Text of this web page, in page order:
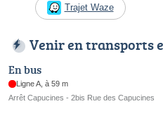
Trajet Waze
Venir en transports
En bus
Ligne A, à 59 m
Arrêt Capucines - 2bis Rue des Capucines